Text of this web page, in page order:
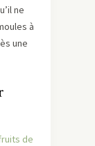
ne
à
une
de